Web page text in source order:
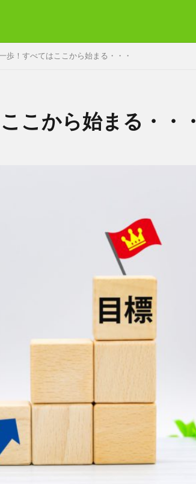
歩！すべてはここから始まる・・・
こから始まる・・・